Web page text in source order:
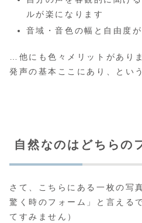
ルが楽になります
音域・音色の幅と自由度
…他にも色々メリットがあり
発声の基本ここにあり、とい
自然なのはどちらの
さて、こちらにある一枚の写
驚く時のフォーム」と言える
てすみません）